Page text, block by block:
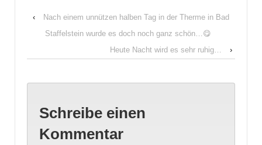
‹
Nach einem unnützen halben Tag in der Therme in Bad
Staffelstein wurde es doch noch ganz schön…😋
Heute Nacht wird es sehr ruhig…
›
Schreibe einen
Kommentar